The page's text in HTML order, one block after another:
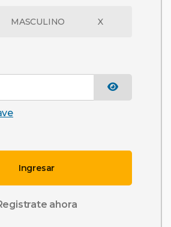
MASCULINO X
Ingresar
ahora